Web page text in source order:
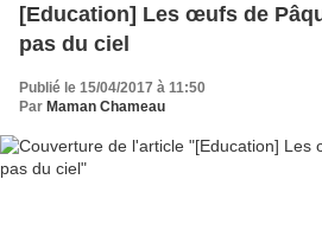
[Education] Les œufs de
pas du ciel
Publié le 15/04/2017 à 11:50
Par Maman Chameau